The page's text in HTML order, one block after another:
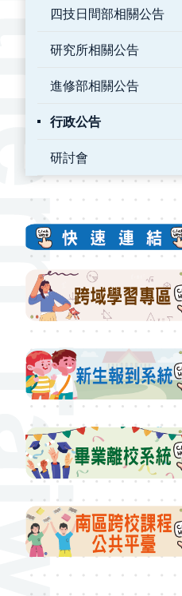
四技日間部相關公告
研究所相關公告
進修部相關公告
行政公告
研討會